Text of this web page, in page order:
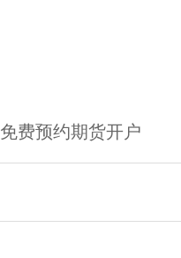
免费预约期货开户